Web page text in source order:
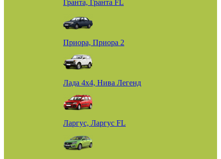
Гранта, Гранта FL
Приора, Приора 2
Лада 4х4, Нива Легенд
Ларгус, Ларгус FL